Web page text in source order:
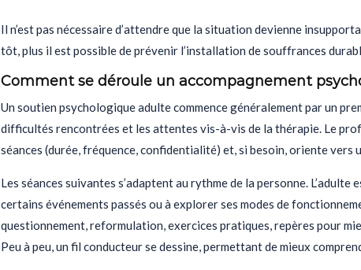
Il n’est pas nécessaire d’attendre que la situation devienne
tôt, plus il est possible de prévenir l’installation de souffrances
Comment se déroule un accompagnement
Un soutien psychologique adulte commence généralement par un
difficultés rencontrées et les attentes vis-à-vis de la thérapie. Le
séances (durée, fréquence, confidentialité) et, si besoin, oriente vers
Les séances suivantes s’adaptent au rythme de la personne.
certains événements passés ou à explorer ses modes de
questionnement, reformulation, exercices pratiques, repères pour
Peu à peu, un fil conducteur se dessine, permettant de mieux